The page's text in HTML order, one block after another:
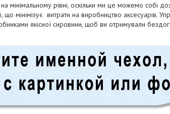
на мінімальному рівні, оскільки ми це можемо собі
що мінімізує витрати на виробництво аксесуарів.
якісної сировини, щоб ви отримували